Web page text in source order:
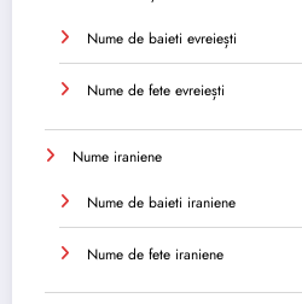
Nume de baieti evreiești
Nume de fete evreiești
Nume iraniene
Nume de baieti iraniene
Nume de fete iraniene